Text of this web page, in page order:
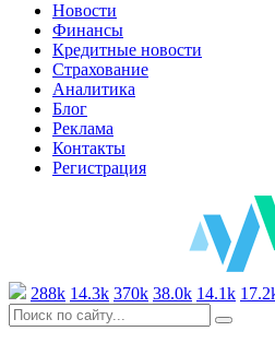
Новости
Финансы
Кредитные новости
Страхование
Аналитика
Блог
Реклама
Контакты
Регистрация
288k 14.3k 370k 38.0k 14.1k